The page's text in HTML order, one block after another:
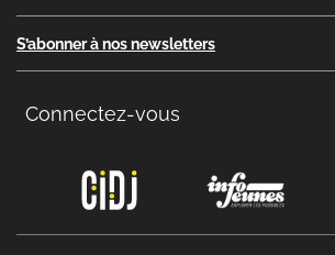
S’abonner à nos newsletters
Connectez-vous